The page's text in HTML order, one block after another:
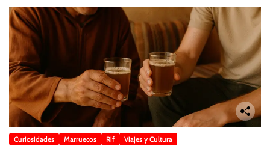
Curiosidades Marruecos Rif Viajes y Cultura